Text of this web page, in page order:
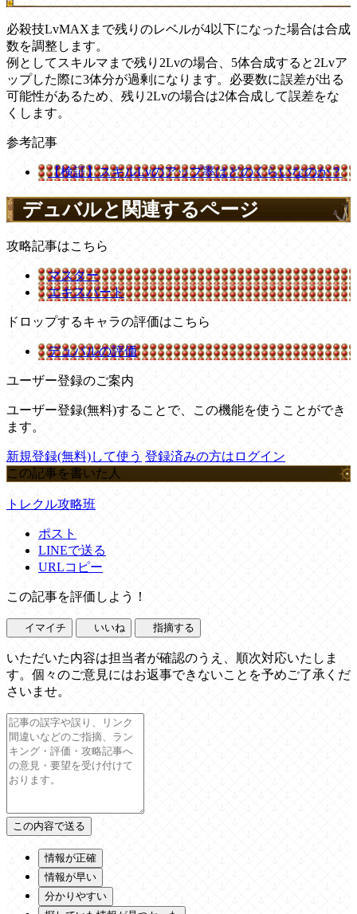
必殺技LvMAXまで残りのレベルが4以下になった場合は合成
数を調整します。
例としてスキルマまで残り2Lvの場合、5体合成すると2Lvア
ップした際に3体分が過剰になります。必要数に誤差が出る
可能性があるため、残り2Lvの場合は2体合成して誤差をな
くします。
参考記事
【検証】スキルLvのアップ率はどのくらいなのか？
デュバルと関連するページ
攻略記事はこちら
マスター
エキスパート
ドロップするキャラの評価はこちら
デュバルの評価
ユーザー登録のご案内
ユーザー登録(無料)することで、この機能を使うことができ
ます。
新規登録(無料)して使う 登録済みの方はログイン
この記事を書いた人
トレクル攻略班
ポスト
LINEで送る
URLコピー
この記事を評価しよう！
イマイチ いいね 指摘する
いただいた内容は担当者が確認のうえ、順次対応いたしま
す。個々のご意見にはお返事できないことを予めご了承くだ
さいませ。
情報が正確
情報が早い
分かりやすい